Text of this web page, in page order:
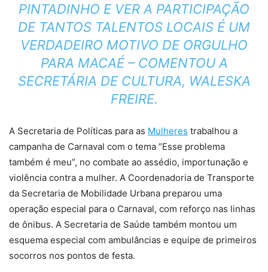
PINTADINHO E VER A PARTICIPAÇÃO
DE TANTOS TALENTOS LOCAIS É UM
VERDADEIRO MOTIVO DE ORGULHO
PARA MACAÉ – COMENTOU A
SECRETÁRIA DE CULTURA, WALESKA
FREIRE.
A Secretaria de Políticas para as Mulheres trabalhou a
campanha de Carnaval com o tema “Esse problema
também é meu”, no combate ao assédio, importunação e
violência contra a mulher. A Coordenadoria de Transporte
da Secretaria de Mobilidade Urbana preparou uma
operação especial para o Carnaval, com reforço nas linhas
de ônibus. A Secretaria de Saúde também montou um
esquema especial com ambulâncias e equipe de primeiros
socorros nos pontos de festa.